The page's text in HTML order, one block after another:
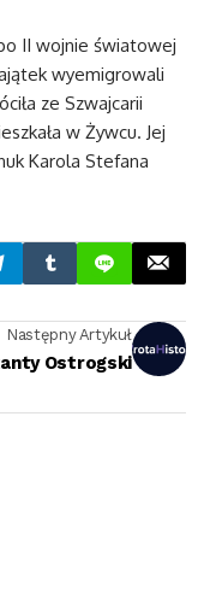
II wojnie światowej
wyemigrowali
ze Szwajcarii
w Żywcu. Jej
Karola Stefana
Następny Artykuł
Ostrogski